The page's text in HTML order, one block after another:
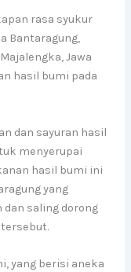
rasa syukur
Bantaragung,
Jawa
hasil bumi pada
dan sayuran hasil
menyerupai
hasil bumi ini
yang
saling dorong
yang berisi aneka